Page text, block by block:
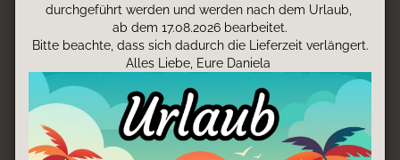
durchgeführt werden und werden nach dem Urlaub,
ab dem 17.08.2026 bearbeitet.
Bitte beachte, dass sich dadurch die Lieferzeit verlängert.
Alles Liebe, Eure Daniela